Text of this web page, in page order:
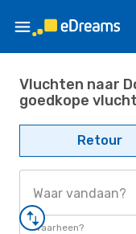
Vluchten naar
goedkope
Retour
Waar vandaan?
Waarheen?